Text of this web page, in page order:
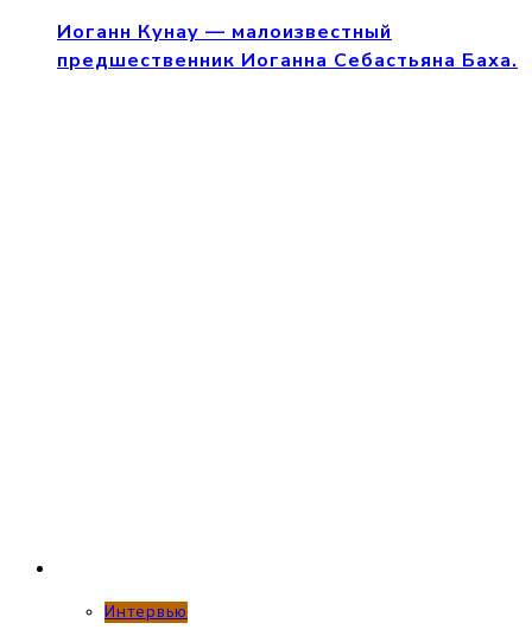
Иоганн Кунау — малоизвестный
предшественник Иоганна Себастьяна Баха.
Интервью